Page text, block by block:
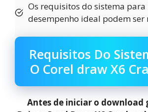
Os requisitos do sistema
desempenho ideal podem ser
Requisitos Do
O Corel draw X6
Antes de iniciar o